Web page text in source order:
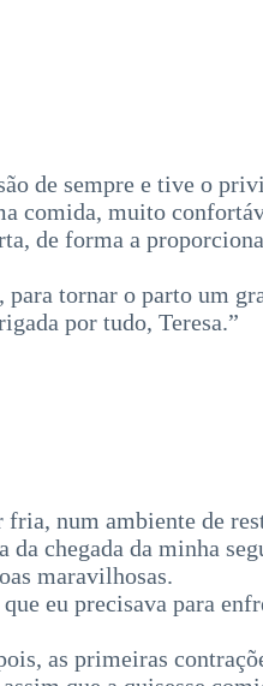
de sempre e tive o
comida, muito
de forma a
tornar o parto um
por tudo, Teresa.”
num ambiente de
chegada da minha
maravilhosas.
eu precisava para
as primeiras